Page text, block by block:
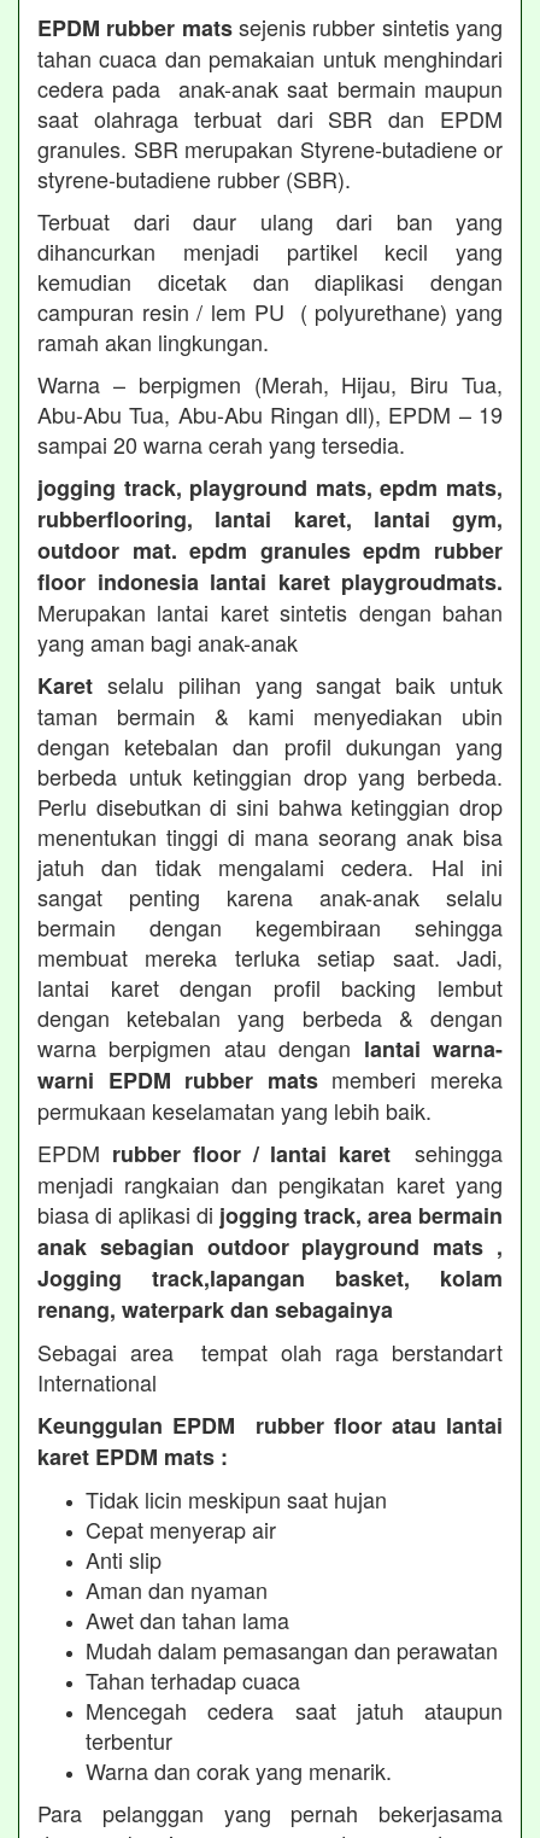
EPDM rubber matssejenis rubber sintetis yang
tahan cuaca dan pemakaian untuk menghindari
cedera pada anak-anak saat bermain maupun
saat olahraga terbuat dari SBR dan EPDM
granules. SBR merupakan Styrene-butadiene or
styrene-butadiene rubber (SBR).
Terbuat dari daur ulang dari ban yang
dihancurkan menjadi partikel kecil yang
kemudian dicetak dan diaplikasi dengan
campuran resin / lem PU ( polyurethane) yang
ramah akan lingkungan.
Warna – berpigmen (Merah, Hijau, Biru Tua,
Abu-Abu Tua, Abu-Abu Ringan dll), EPDM – 19
sampai 20 warna cerah yang tersedia.
jogging track, playground mats, epdm mats,
rubberflooring, lantai karet, lantai gym,
outdoor mat. epdm granules epdm rubber
floor indonesia lantai karet playgroudmats.
Merupakan lantai karet sintetis dengan bahan
yang aman bagi anak-anak
Karet selalu pilihan yang sangat baik untuk
taman bermain & kami menyediakan ubin
dengan ketebalan dan profil dukungan yang
berbeda untuk ketinggian drop yang berbeda.
Perlu disebutkan di sini bahwa ketinggian drop
menentukan tinggi di mana seorang anak bisa
jatuh dan tidak mengalami cedera. Hal ini
sangat penting karena anak-anak selalu
bermain dengan kegembiraan sehingga
membuat mereka terluka setiap saat. Jadi,
lantai karet dengan profil backing lembut
dengan ketebalan yang berbeda & dengan
warna berpigmen atau dengan lantai warna-
warni EPDM rubber matsmemberi mereka
permukaan keselamatan yang lebih baik.
EPDM rubber floor / lantai karet sehingga
menjadi rangkaian dan pengikatan karet yang
biasa di aplikasi di jogging track, area bermain
anak sebagian outdoor playground mats ,
Jogging track,lapangan basket, kolam
renang, waterpark dan sebagainya
Sebagai area tempat olah raga berstandart
International
Keunggulan EPDM rubber floor atau lantai
karet EPDM mats :
Tidak licin meskipun saat hujan
Cepat menyerap air
Anti slip
Aman dan nyaman
Awet dan tahan lama
Mudah dalam pemasangan dan perawatan
Tahan terhadap cuaca
Mencegah cedera saat jatuh ataupun
terbentur
Warna dan corak yang menarik.
Para pelanggan yang pernah bekerjasama